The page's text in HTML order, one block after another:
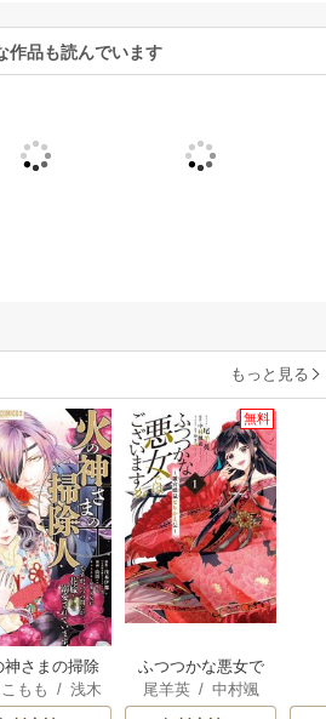
作品も読んでいます
もっと見る
神さまの掃除
すが、いつの
か花嫁として
もも /浅木
伊都/SNC
無料
ふつつかな悪女で
はございますが ～
雛宮蝶鼠とりかえ
尾羊英/ 中村颯
希
/ ゆき哉